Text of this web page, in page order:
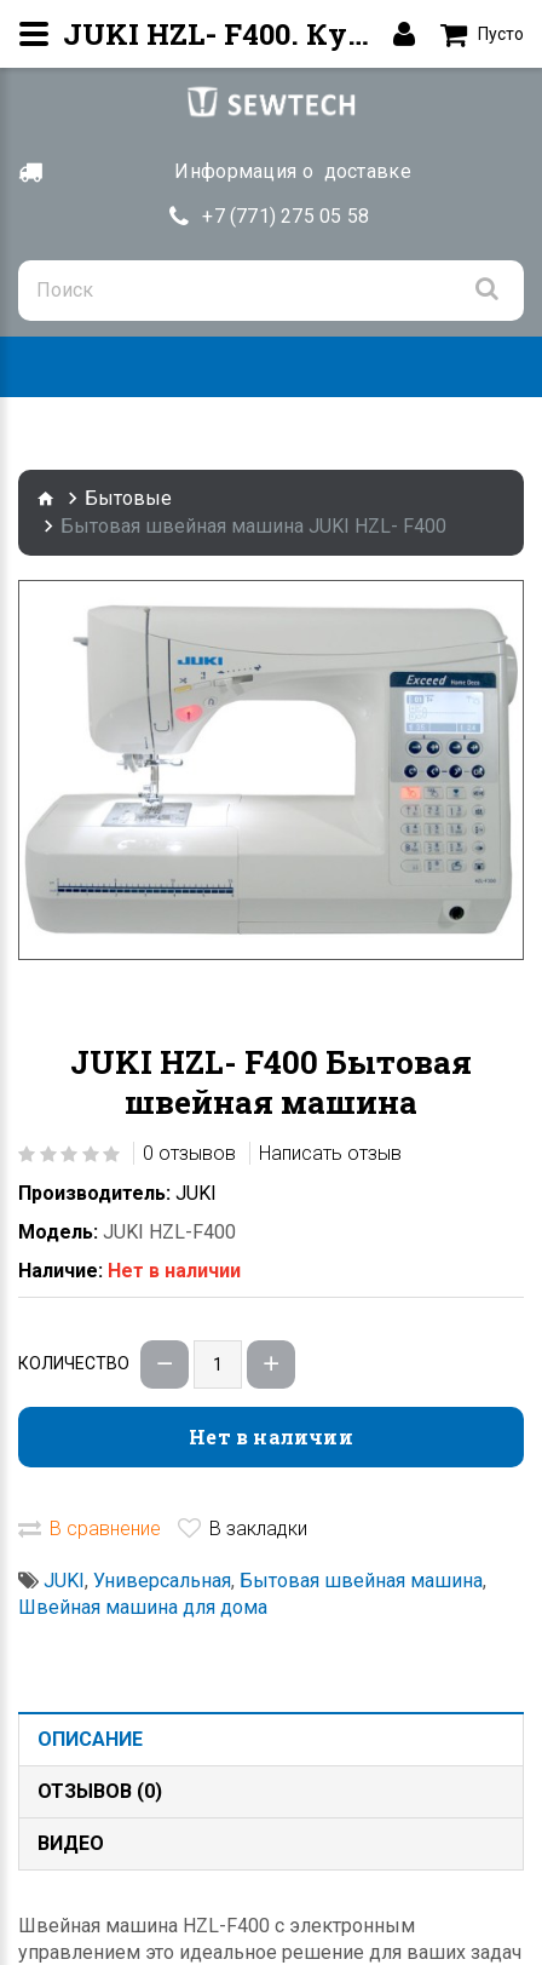
Информация о доставке
+7 (771) 275 05 58
Пусто
Бытовые
Бытовая швейная машина JUKI HZL- F400
JUKI HZL- F400 Бытовая
швейная машина
0 отзывов
Написать отзыв
Производитель: JUKI
Модель: JUKI HZL-F400
Наличие: Нет в наличии
КОЛИЧЕСТВО
Нет в наличии
Нет в наличии
В сравнение В закладки
JUKI, Универсальная, Бытовая швейная машина,
Швейная машина для дома
ОПИСАНИЕ
ОТЗЫВОВ (0)
ВИДЕО
Швейная машина HZL-F400 с электронным
управлением это идеальное решение для ваших задач
JUKI HZL- F400. Купить в рассрочку в Алматы | SEWTECH.KZ